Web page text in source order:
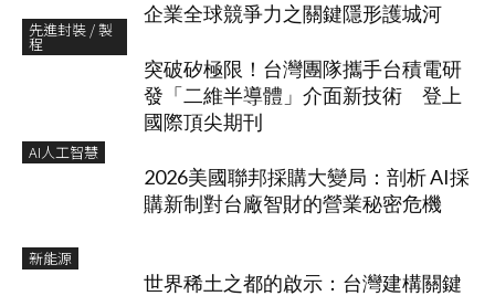
企業全球競爭力之關鍵隱形護城河
先進封裝 / 製
程
突破矽極限！台灣團隊攜手台積電研
發「二維半導體」介面新技術 登上
國際頂尖期刊
AI人工智慧
2026美國聯邦採購大變局：剖析 AI採
購新制對台廠智財的營業秘密危機
新能源
世界稀土之都的啟示：台灣建構關鍵